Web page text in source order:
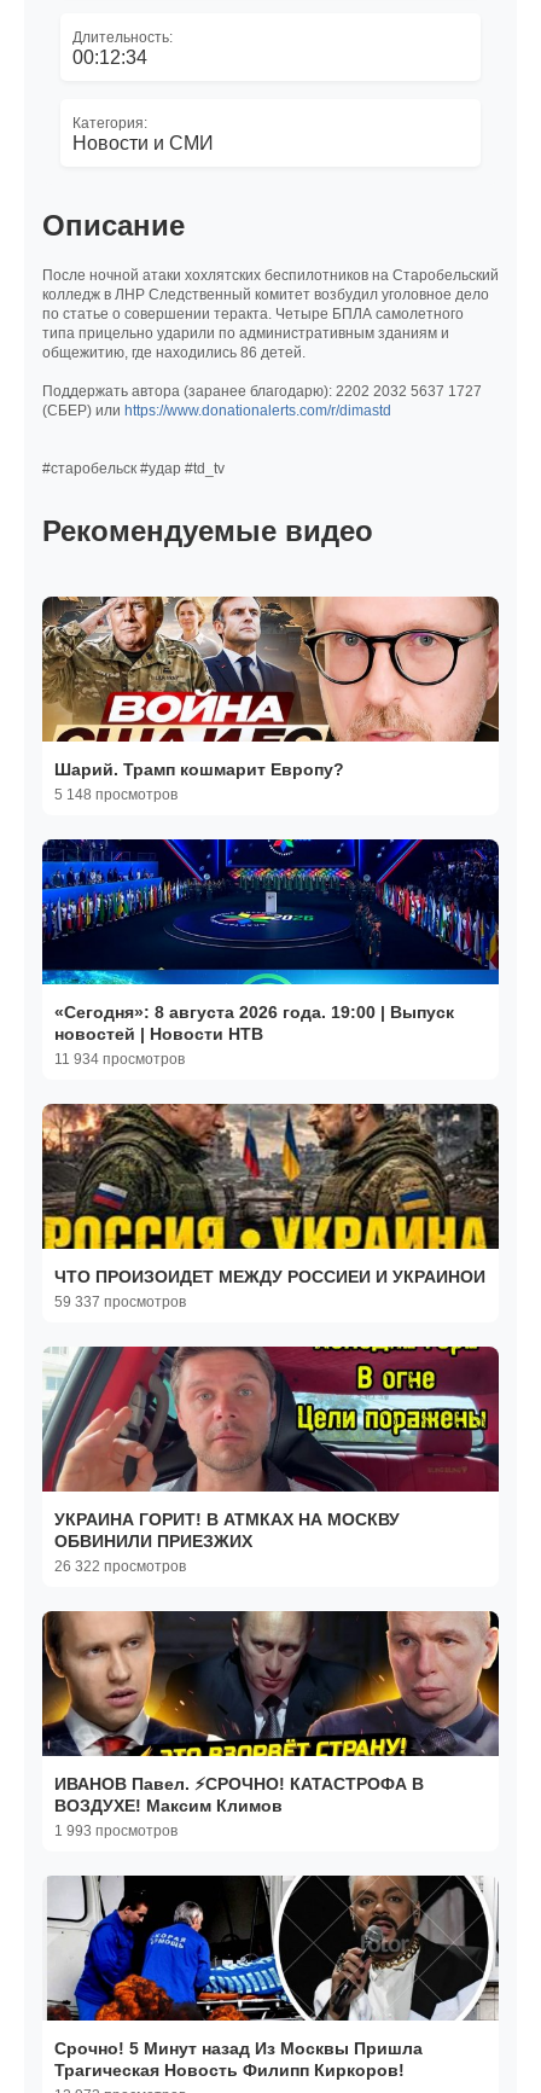
Длительность:
00:12:34
Категория:
Новости и СМИ
Описание
После ночной атаки хохлятских беспилотников на Старобельский
колледж в ЛНР Следственный комитет возбудил уголовное дело
по статье о совершении теракта. Четыре БПЛА самолетного
типа прицельно ударили по административным зданиям и
общежитию, где находились 86 детей.
Поддержать автора (заранее благодарю): 2202 2032 5637 1727
(СБЕР) или https://www.donationalerts.com/r/dimastd
#старобельск #удар #td_tv
Рекомендуемые видео
Шарий. Трамп кошмарит Европу?
5 148 просмотров
«Сегодня»: 8 августа 2026 года. 19:00 | Выпуск
новостей | Новости НТВ
11 934 просмотров
ЧТО ПРОИЗОИДЕТ МЕЖДУ РОССИЕИ И УКРАИНОИ
59 337 просмотров
УКРАИНА ГОРИТ! В АТМКАХ НА МОСКВУ
ОБВИНИЛИ ПРИЕЗЖИХ
26 322 просмотров
ИВАНОВ Павел. ⚡️СРОЧНО! КАТАСТРОФА В
ВОЗДУХЕ! Максим Климов
1 993 просмотров
Срочно! 5 Минут назад Из Москвы Пришла
Трагическая Новость Филипп Киркоров!